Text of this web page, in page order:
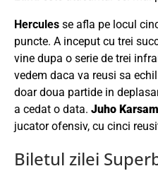
Hercules se afla pe locul
puncte. A inceput cu trei
vine dupa o serie de trei
vedem daca va reusi sa
doar doua partide in
a cedat o data. Juho
jucator ofensiv, cu cinci
Biletul zilei